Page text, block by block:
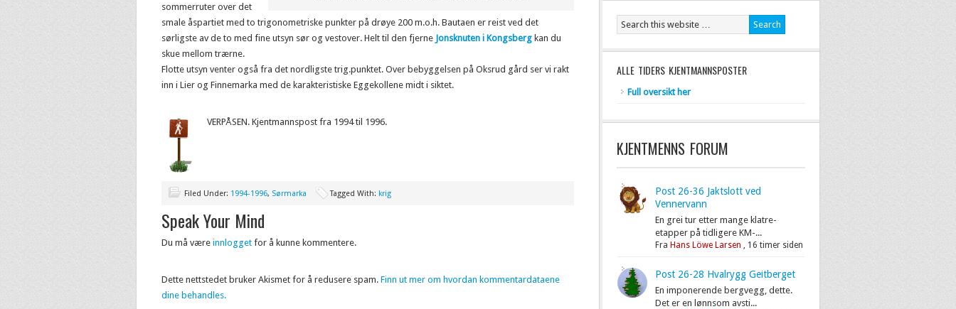
sommerruter over det
smale åspartiet med to trigonometriske punkter på drøye 200 m.o.h. Bautaen er reist ved det
sørligste av de to med fine utsyn sør og vestover. Helt til den fjerne Jonsknuten i Kongsberg kan du
skue mellom trærne.
Flotte utsyn venter også fra det nordligste trig.punktet. Over bebyggelsen på Oksrud gård ser vi rakt
inn i Lier og Finnemarka med de karakteristiske Eggekollene midt i siktet.
VERPÅSEN. Kjentmannspost fra 1994 til 1996.
Filed Under: 1994-1996, Sørmarka Tagged With: krig
Speak Your Mind
Du må være innlogget for å kunne kommentere.
Dette nettstedet bruker Akismet for å redusere spam. Finn ut mer om hvordan kommentardataene
dine behandles.
ALLE TIDERS KJENTMANNSPOSTER
Full oversikt her
KJENTMENNS FORUM
Post 26-36 Jaktslott ved
Vennervann
En grei tur etter mange klatre-
etapper på tidligere KM-...
Fra Hans Löwe Larsen , 16 timer siden
Post 26-28 Hvalrygg Geitberget
En imponerende bergvegg, dette.
Det er en lønnsom avsti...